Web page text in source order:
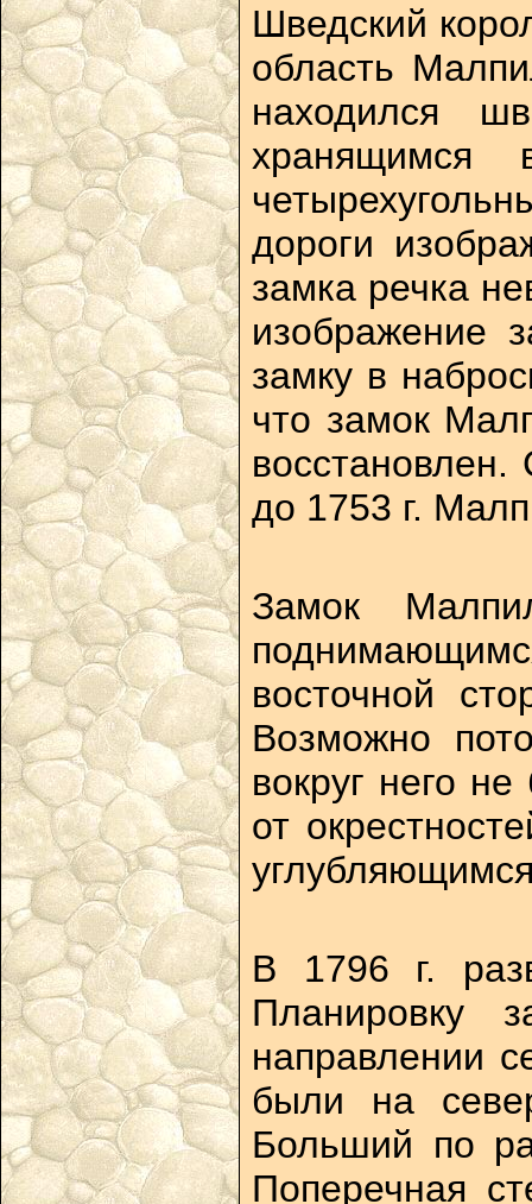
Шведский
область
находился
хранящимся
дороги
замка речка
изображение
замку в
что замок
до 1753 г.
Замок
восточной
Возможно
вокруг него
от
В 1796 г.
Планировку
направлении
были на
Больший по
Поперечная